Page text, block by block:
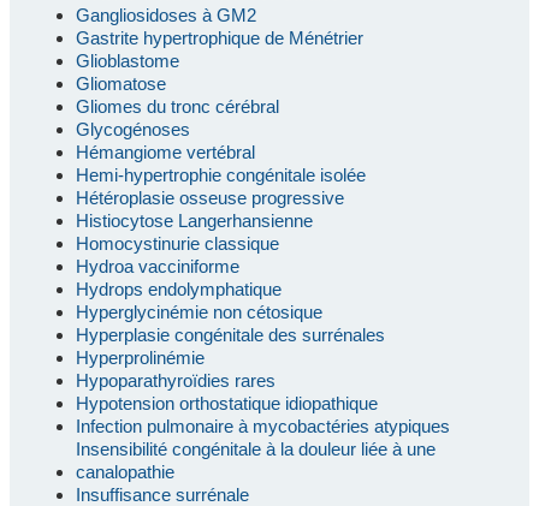
Gangliosidoses à GM2
Gastrite hypertrophique de Ménétrier
Glioblastome
Gliomatose
Gliomes du tronc cérébral
Glycogénoses
Hémangiome vertébral
Hemi-hypertrophie congénitale isolée
Hétéroplasie osseuse progressive
Histiocytose Langerhansienne
Homocystinurie classique
Hydroa vacciniforme
Hydrops endolymphatique
Hyperglycinémie non cétosique
Hyperplasie congénitale des surrénales
Hyperprolinémie
Hypoparathyroïdies rares
Hypotension orthostatique idiopathique
Infection pulmonaire à mycobactéries atypiques
Insensibilité congénitale à la douleur liée à une
canalopathie
Insuffisance surrénale